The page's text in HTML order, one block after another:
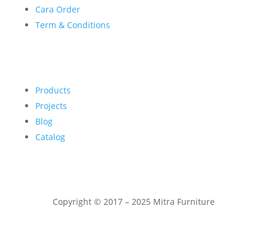
Cara Order
Term & Conditions
Products
Projects
Blog
Catalog
Copyright © 2017 – 2025 Mitra Furniture